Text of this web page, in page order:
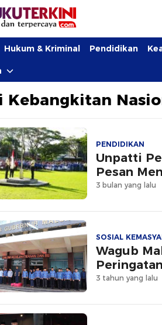
dan Terpercaya
Hukum & Kriminal Pendidikan
Kebangkitan
PENDIDIKAN
Unpatti
Pesan
3 bulan yang lalu
SOSIAL
Wagub
3 tahun yang lalu